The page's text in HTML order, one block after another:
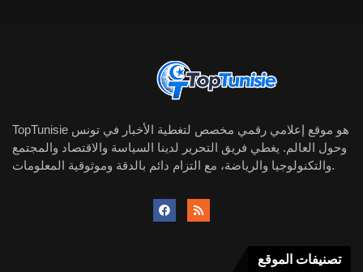
TopTunisie هو موقع إعلامي رقمي مخصص لتغطية الأخبار في تونس
وحول العالم. يغطي فريق التحرير لدينا السياسة والاقتصاد والمجتمع
والتكنولوجيا والرياضة، مع التزام دائم بالدقة وموثوقية المعلومات.
تصنيفات الموقع